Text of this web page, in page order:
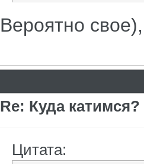
Вероятно
Re: Куда катимся?
Цитата: